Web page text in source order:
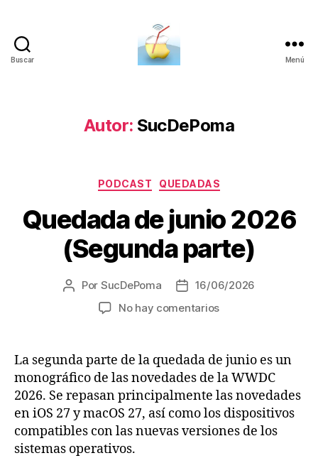
Buscar Menú
Autor: SucDePoma
Categorías
PODCAST QUEDADAS
Quedada de junio 2026
(Segunda parte)
Autor
Por SucDePoma
Fecha16/06/2026
No hay comentariosen
junio
2026
(Segunda
parte)
La segunda parte de la quedada de junio es un
monográfico de las novedades de la WWDC
2026. Se repasan principalmente las novedades
en iOS 27 y macOS 27, así como los dispositivos
compatibles con las nuevas versiones de los
sistemas operativos.